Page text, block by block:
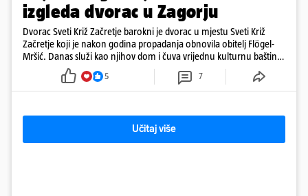
izgleda dvorac u Zagorju
Dvorac Sveti Križ Začretje barokni je dvorac u mjestu Sveti Križ
Začretje koji je nakon godina propadanja obnovila obitelj Flögel-
Mršić. Danas služi kao njihov dom i čuva vrijednu kulturnu baštinu
davno zaboravljenog vremena
5 7
Učitaj više